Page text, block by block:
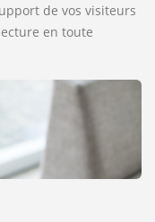
de vos visiteurs
en toute